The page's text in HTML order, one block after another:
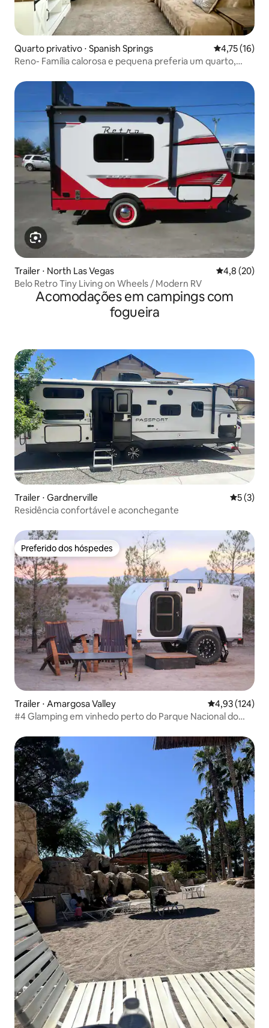
Quarto privativo ⋅ Spanish Springs 4,75 de uma
4,75 (16)
Reno- Família calorosa e pequena preferia um quarto,
Trailer ⋅ North Las Vegas 4,8 de uma
4,8 (20)
Belo Retro Tiny Living on Wheels / Modern RV
Acomodações em campings com
fogueira
Trailer ⋅ Gardnerville 5 de
5 (3)
Residência confortável e aconchegante
Preferido dos hóspedes
Preferido dos hóspedes
Trailer ⋅ Amargosa Valley 4,93 de uma
4,93 (124)
#4 Glamping em vinhedo perto do Parque Nacional do